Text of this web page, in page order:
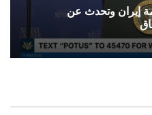
إيران وتحدث عن